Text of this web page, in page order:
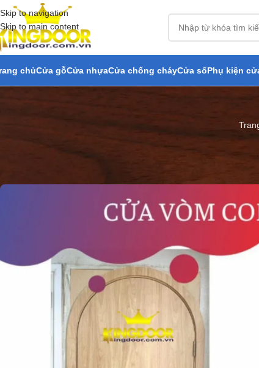
Skip to navigation
Skip to main content
chủCửa gỗCửa nhựaCửa chống cháyCửa sổPhụ kiện
Cửa nhựa